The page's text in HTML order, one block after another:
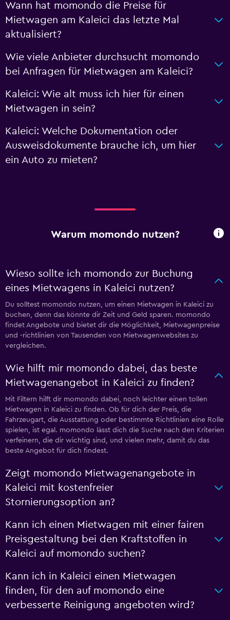
Wann hat momondo die Preise für
Mietwagen am Kaleici das letzte Mal
aktualisiert?
Wie viele Anbieter durchsucht momondo
bei Anfragen für Mietwagen am Kaleici?
Kaleici: Wie alt muss ich hier für einen
Mietwagen in sein?
Kaleici: Welche Dokumentation oder
Ausweisdokumente brauche ich, um hier
ein Auto zu mieten?
Warum momondo nutzen?
Wieso sollte ich momondo zur Buchung
eines Mietwagens in Kaleici nutzen?
Du solltest momondo nutzen, um einen Mietwagen in Kaleici zu
buchen, denn das könnte dir Zeit und Geld sparen. momondo
findet Angebote und bietet dir die Möglichkeit, Mietwagenpreise
und -richtlinien von Tausenden von Mietwagenwebsites zu
vergleichen.
Wie hilft mir momondo dabei, das beste
Mietwagenangebot in Kaleici zu finden?
Mit Filtern hilft dir momondo dabei, noch leichter einen tollen
Mietwagen in Kaleici zu finden. Ob für dich der Preis, die
Fahrzeugart, die Ausstattung oder bestimmte Richtlinien eine Rolle
spielen, ist egal. momondo lässt dich die Suche nach den Kriterien
verfeinern, die dir wichtig sind, und vielen mehr, damit du das
beste Angebot für dich findest.
Zeigt momondo Mietwagenangebote in
Kaleici mit kostenfreier
Stornierungsoption an?
Kann ich einen Mietwagen mit einer fairen
Preisgestaltung bei den Kraftstoffen in
Kaleici auf momondo suchen?
Kann ich in Kaleici einen Mietwagen
finden, für den auf momondo eine
verbesserte Reinigung angeboten wird?